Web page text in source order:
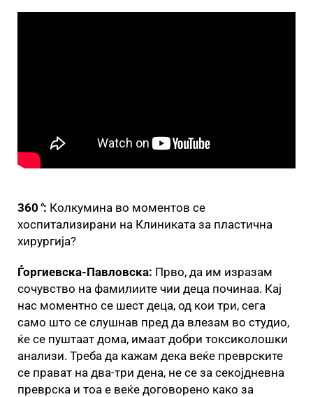
360 °: Колкумина во моментов се
хоспитализирани на Клиниката за пластична
хирургија?
Ѓоргиевска-Павловска: Прво, да им изразам
сочувство на фамилиите чии деца починаа. Кај
нас моментно се шест деца, од кои три, сега
само што се слушнав пред да влезам во студио,
ќе се пуштаат дома, имаат добри токсиколошки
анализи. Треба да кажам дека веќе преврските
се прават на два-три дена, не се за секојдневна
преврска и тоа е веќе договорено како за